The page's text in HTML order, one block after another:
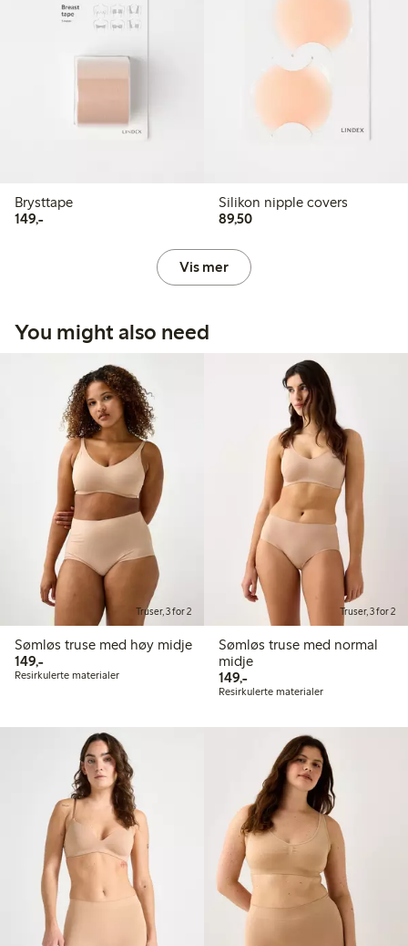
Brysttape
149,-149,00 kr
Silikon nipple covers
89,5089,50 kr
Vis mer
You might also need
Truser, 3 for 2
Sømløs truse med høy midje
149,-149,00 kr
Resirkulerte materialer
Truser, 3 for 2
Sømløs truse med normal
midje
149,-149,00 kr
Resirkulerte materialer